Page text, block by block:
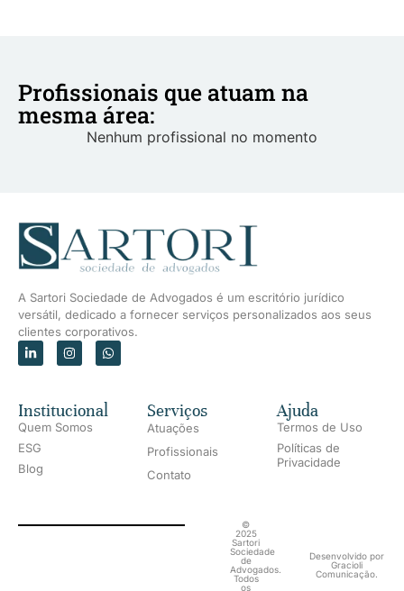
Profissionais que atuam na
mesma área:
Nenhum profissional no momento
A Sartori Sociedade de Advogados é um escritório jurídico
versátil, dedicado a fornecer serviços personalizados aos seus
clientes corporativos.
Institucional
Quem Somos
ESG
Blog
Serviços
Atuações
Profissionais
Contato
Ajuda
Termos de Uso
Políticas de
Privacidade
©
2025
Sartori
Sociedade
de
Advogados.
Todos
os
Desenvolvido por
Gracioli
Comunicação.